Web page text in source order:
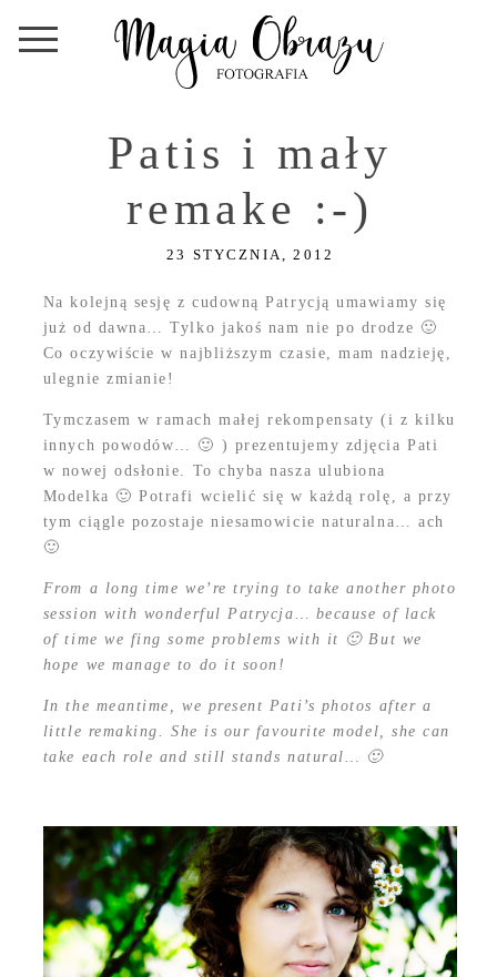
Patis i mały
remake :-)
23 STYCZNIA, 2012
Na kolejną sesję z cudowną Patrycją umawiamy się
już od dawna… Tylko jakoś nam nie po drodze 🙂
Co oczywiście w najbliższym czasie, mam nadzieję,
ulegnie zmianie!
Tymczasem w ramach małej rekompensaty (i z kilku
innych powodów… 🙂 ) prezentujemy zdjęcia Pati
w nowej odsłonie. To chyba nasza ulubiona
Modelka 🙂 Potrafi wcielić się w każdą rolę, a przy
tym ciągle pozostaje niesamowicie naturalna… ach
🙂
From a long time we’re trying to take another photo
session with wonderful Patrycja… because of lack
of time we fing some problems with it 🙂 But we
hope we manage to do it soon!
In the meantime, we present Pati’s photos after a
little remaking. She is our favourite model, she can
take each role and still stands natural… 🙂